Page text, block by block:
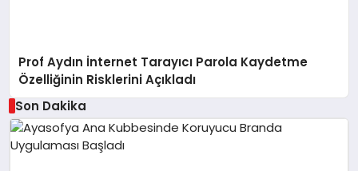
Prof Aydın İnternet Tarayıcı Parola Kaydetme
Özelliğinin Risklerini Açıkladı
Son Dakika